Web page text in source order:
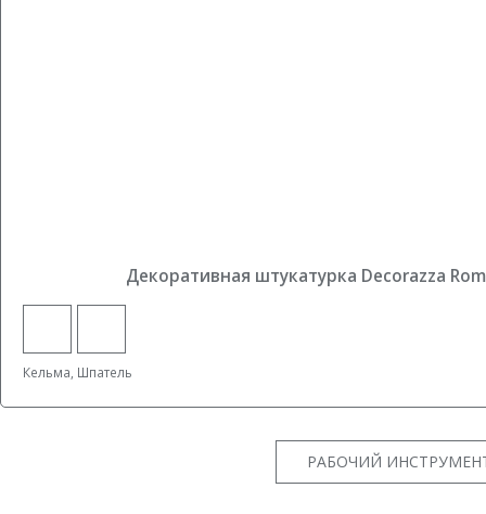
Декоративная штукатурка Decorazza
Кельма, Шпатель
РАБОЧИЙ